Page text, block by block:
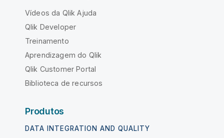
Vídeos da Qlik Ajuda
Qlik Developer
Treinamento
Aprendizagem do Qlik
Qlik Customer Portal
Biblioteca de recursos
Produtos
DATA INTEGRATION AND QUALITY